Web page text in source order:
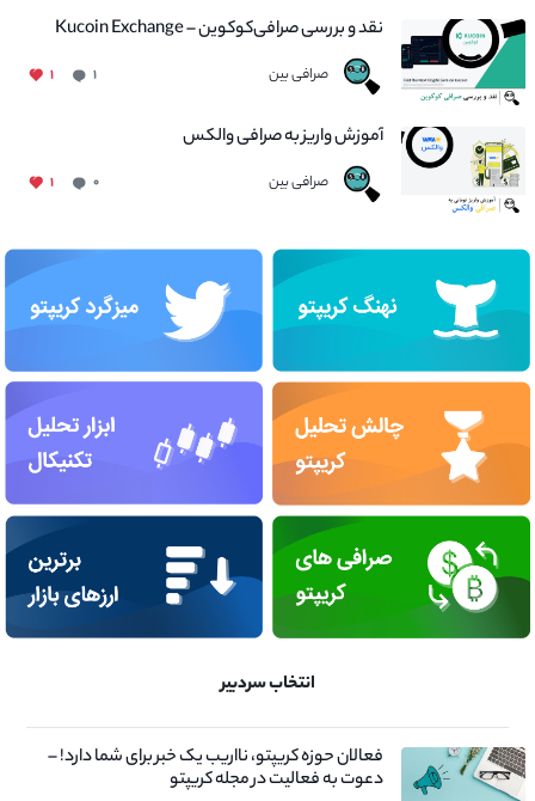
نقد و بررسی صرافی‌کوکوین – Kucoin Exchange
صرافی بین ۱ ۱
آموزش واریز به صرافی والکس
صرافی بین ۰ ۱
انتخاب سردبیر
فعالان حوزه کریپتو، نااریب یک خبر برای شما دارد! –
دعوت به فعالیت در مجله کریپتو